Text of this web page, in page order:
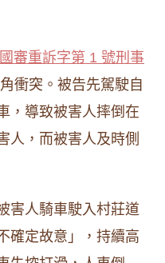
審重訴字第 1 號刑事
衝突。被告先駕駛自
，導致被害人摔倒在
人，而被害人及時側
害人騎車駛入村莊道
確定故意」，持續高